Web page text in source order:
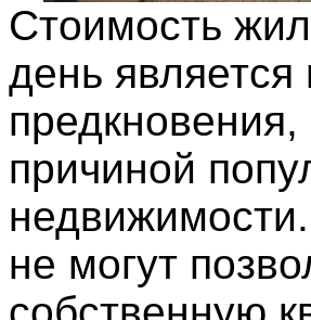
Стоимость
день
причиной
не могут